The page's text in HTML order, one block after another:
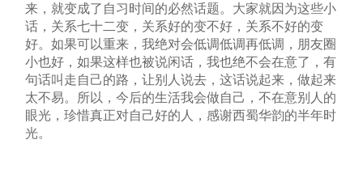
来，就变成了自习时间的必然话题。大家就因为这些小
话，关系七十二变，关系好的变不好，关系不好的变
好。如果可以重来，我绝对会低调低调再低调，朋友圈
小也好，如果这样也被说闲话，我也绝不会在意了，有
句话叫走自己的路，让别人说去，这话说起来，做起来
太不易。所以，今后的生活我会做自己，不在意别人的
眼光，珍惜真正对自己好的人，感谢西蜀华韵的半年时
光。